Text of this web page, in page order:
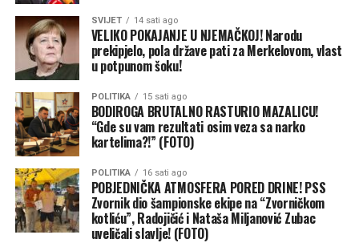
(BN) Foto: BNSVIJET 14 sati ago
VELIKO POKAJANJE U NJEMAČKOJ! Narodu
prekipjelo, pola države pati za Merkelovom, vlast
u potpunom šoku!
POLITIKA 15 sati ago
BODIROGA BRUTALNO RASTURIO MAZALICU!
“Gde su vam rezultati osim veza sa narko
kartelima?!” (FOTO)
POLITIKA 16 sati ago
POBJEDNIČKA ATMOSFERA PORED DRINE! PSS
Zvornik dio šampionske ekipe na “Zvorničkom
kotliću”, Radojičić i Nataša Miljanović Zubac
uveličali slavlje! (FOTO)